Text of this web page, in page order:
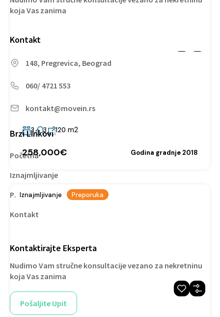
Apartman Bali
Pregrevica 148, 11000 Beograd
3 3 120 m2
258,000€ Godina gradnje 2018
Iznajmljivanje Preporuka
koja Vas zanima
Kontakt
148, Pregrevica, Beograd
060/ 4721 553
kontakt@movein.rs
Brzi Linkovi
Početna
Iznajmljivanje
Prodaja
Kontakt
Kontaktirajte Eksperta
Nudimo Vam stručne konsultacije vezano za nekretninu
koja Vas zanima
Pošaljite Upit